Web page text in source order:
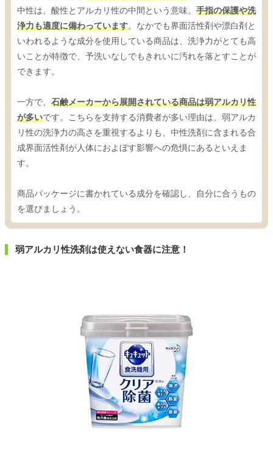
中性は、酸性とアルカリ性の中間という意味。 手指の保護や洗
浄力も適度に備わっています。なかでも界面活性剤や漂白剤と
いわれるような成分を使用している商品は、洗浄力がとても高
いことが特徴で、予洗いなしでもきれいに汚れを落とすことが
できます。
一方で、 石鹸メーカーから展開されている商品は弱アルカリ性
が多いです。こちらを支持する消費者が多い理由は、弱アルカ
リ性の洗浄力の高さを重視するよりも、中性洗剤に含まれる合
成界面活性剤が人体におよぼす影響への危惧にあるといえま
す。
商品パッケージに書かれている成分を確認し、自分に合うもの
を選びましょう。
弱アルカリ性洗剤は使えない食器に注意！